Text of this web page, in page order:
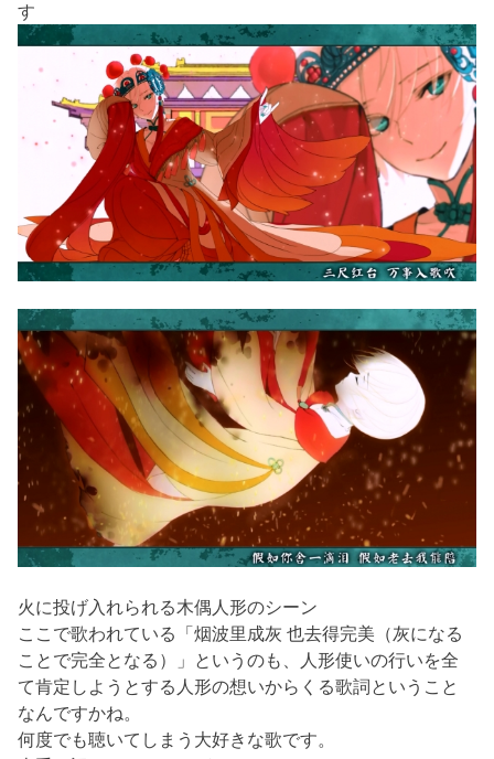
す
火に投げ入れられる木偶人形のシーン
ここで歌われている「烟波里成灰 也去得完美（灰になる
ことで完全となる）」というのも、人形使いの行いを全
て肯定しようとする人形の想いからくる歌詞ということ
なんですかね。
何度でも聴いてしまう大好きな歌です。